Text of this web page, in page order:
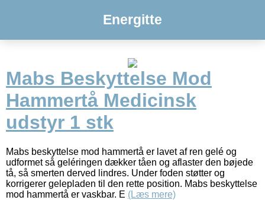
Energitte
Mabs Beskyttelse Mod
Hammertå Medicinsk
udstyr 1 stk
Mabs beskyttelse mod hammertå er lavet af ren gelé og
udformet så geléringen dækker tåen og aflaster den bøjede
tå, så smerten derved lindres. Under foden støtter og
korrigerer gelepladen til den rette position. Mabs beskyttelse
mod hammertå er vaskbar. E (Læs mere)